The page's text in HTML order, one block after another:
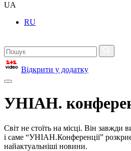
UA
RU
Відкрити у додатку
УНІАН.
Світ не стоїть на місці. Він завжди
і саме “УНІАН.Конференції”
найактуальніші новини.